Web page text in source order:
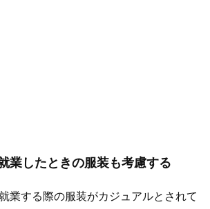
業したときの服装も考慮する
業する際の服装がカジュアルとされて